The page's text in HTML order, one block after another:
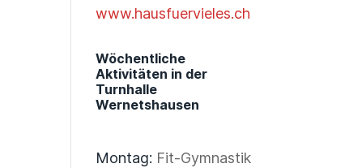
www.hausfuervieles.ch
Wöchentliche
Aktivitäten in der
Turnhalle
Wernetshausen
Montag: Fit-Gymnastik